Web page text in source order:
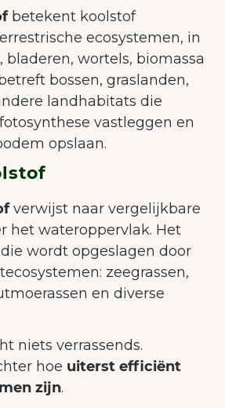
betekent koolstof
ecosystemen, in
wortels, biomassa
bossen, graslanden,
landhabitats die
vastleggen en
opslaan.
verwijst naar vergelijkbare
het wateroppervlak. Het
wordt opgeslagen door
zeegrassen,
en diverse
niets verrassends.
hoe uiterst efficiënt
zijn.
te verbeteren.
over cookies
accepteren
noodzakelijke
accepteren
Aanpassen